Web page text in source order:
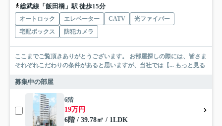
総武線「飯田橋」駅 徒歩15分
オートロック エレベーター CATV
光ファイバー
宅配ボックス
防犯カメラ
ここまでご覧頂きありがとうございます。 お部屋探しの際には、皆さま
それぞれこだわりの条件があると思いますが、当社では【... もっと見る
募集中の部屋
6階
19万円
6階 / 39.78㎡ / 1LDK